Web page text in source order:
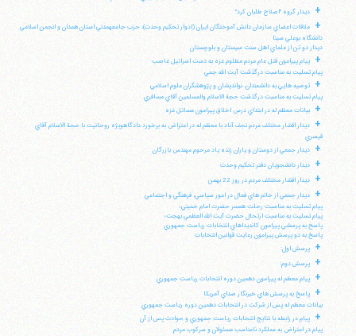
+ ديدار گروه "اصلاح طلبان كرد"
+
ملاقات اعضاي سازمان دانش آموختگان ايران (ادوار تحكيم وحدت)، حزب جامعهمدني استان همدان و انجمن اسلامي
دانشگاه بوعلي سينا
ديدار دو تن از علماي اهل سنت سيستان و بلوچستان
+
پيام پيرامون قتل عام مردم مظلوم غزه به دست اسرائيل غاصب
پيام تسليت به مناسبت درگذشت آيت الله جمي
+
توصيه هايي به دانشمندان، نوانديشان و پژوهشگران علوم اسلامي
پيام تسليت به مناسبت درگذشت حجة الاسلام والمسلمين آقاي مسافري
+ بيانات معظم له در ابتداي درس اخلاق پيرامون مسائل غزه
+
ديدار اقشار مختلف مردم نجف آباد با معظم له در اعتراض به برخورد دادگاهويژه روحانيت با حجة الاسلام آقاي
قيصري
+ ديدار جمعي از دوستان و ياران زنده ياد مرحوم مهندس بازرگان
+ ديدار دانشجويان دفتر تحكيم وحدت
+ ديدار اقشار مختلف مردم در روز 22 بهمن
+
ديدار جمعي از خانم هاي فعال در امور سياسي، فرهنگي و اجتماعي
پيام تسليت به مناسبت رحلت همسر حضرت امام خميني؛
پيام تسليت به مناسبت ارتحال حضرت آيت الله العظمي بهجت؛
پاسخ به پرسشي پيرامون كانديداهاي انتخابات رياست جمهوري
پاسخ به دو پرسش پيرامون رعايت قوانين انتخابات
+ پرسش اول:
+ پرسش دوم:
+ پيام معظم له پيرامون دهمين دوره انتخابات رياست جمهوري
+
پاسخ به پرسش هاي خبرنگار صداي آمريكا
بيانات معظم له پس از شركت در انتخابات دهمين دوره رياست جمهوري
+
پيام در رابطه با نتايج انتخابات رياست جمهوري و حوادث پس از آن
پيام در اعتراض به عملكرد نامناسب مسئولان و سركوب مردم